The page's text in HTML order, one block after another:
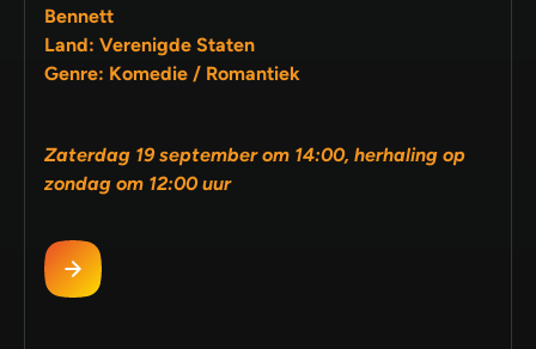
Bennett
Land: Verenigde Staten
Genre: Komedie / Romantiek
Zaterdag 19 september om 14:00, herhaling op
zondag om 12:00 uur